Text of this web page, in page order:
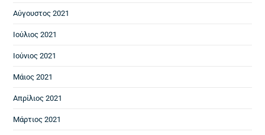
Αύγουστος 2021
Ιούλιος 2021
Ιούνιος 2021
Μάιος 2021
Απρίλιος 2021
Μάρτιος 2021